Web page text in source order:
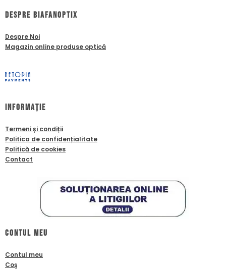
dESPRE biafanoptix
Despre Noi
Magazin online produse optică
Informație
Termeni și condiții
Politica de confidențialitate
Politică de cookies
Contact
Contul meu
Contul meu
Coş